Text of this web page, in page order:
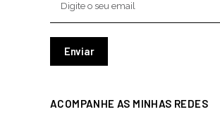
ACOMPANHE AS MINHAS REDES